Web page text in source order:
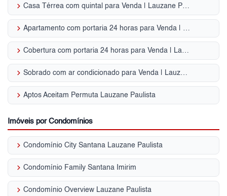
keyboard_arrow_right Casa Térrea com quintal para Venda | Lauzane Paulista
keyboard_arrow_right Apartamento com portaria 24 horas para Venda | Lauzane Paulista
keyboard_arrow_right Cobertura com portaria 24 horas para Venda | Lauzane Paulista
keyboard_arrow_right Sobrado com ar condicionado para Venda | Lauzane Paulista
keyboard_arrow_right Aptos Aceitam Permuta Lauzane Paulista
Imóveis por Condomínios
keyboard_arrow_right Condomínio City Santana Lauzane Paulista
keyboard_arrow_right Condomínio Family Santana Imirim
keyboard_arrow_right Condomínio Overview Lauzane Paulista